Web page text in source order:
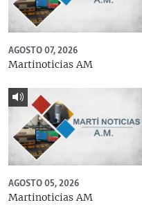
AGOSTO 07, 2026
Martinoticias AM
AGOSTO 05, 2026
Martinoticias AM